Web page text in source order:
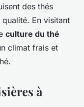
des thés
En visitant
culture du thé
climat frais et
à